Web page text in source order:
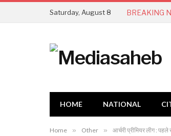
Saturday, August 8 BREAKING
HOME NATIONAL
Home » Other » आर्चरी प्रीमियर लीग :